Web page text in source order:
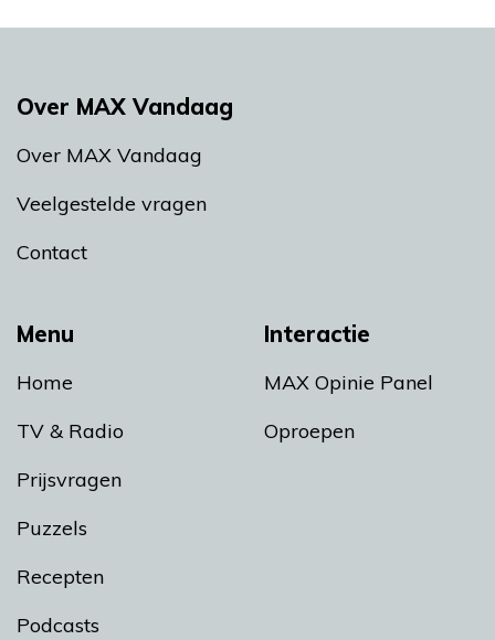
Menu
Home
TV & Radio
Prijsvragen
Puzzels
Recepten
Podcasts
Interactie
MAX Opinie Panel
Oproepen
Over MAX Vandaag
Over MAX Vandaag
Veelgestelde vragen
Contact